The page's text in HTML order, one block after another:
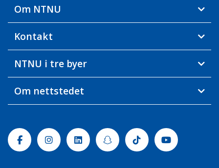
Om NTNU
Kontakt
NTNU i tre byer
Om nettstedet
FacebookInstagramLinkedinSnapchatTiktok Youtube